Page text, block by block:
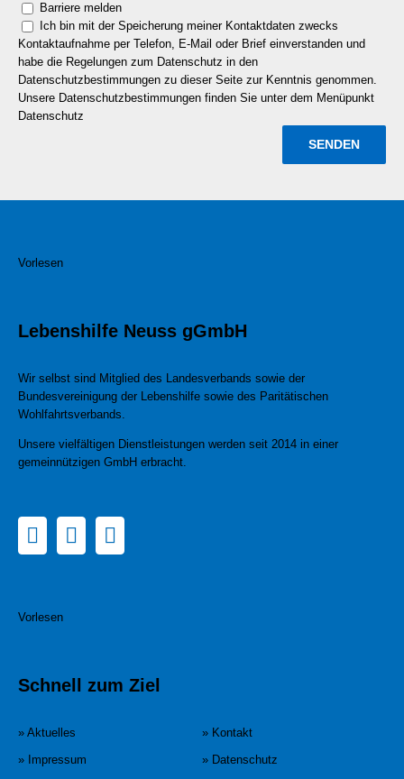
Barriere melden
Ich bin mit der Speicherung meiner Kontaktdaten zwecks
Kontaktaufnahme per Telefon, E-Mail oder Brief einverstanden und
habe die Regelungen zum Datenschutz in den
Datenschutzbestimmungen zu dieser Seite zur Kenntnis genommen.
Unsere Datenschutzbestimmungen finden Sie unter dem Menüpunkt
Datenschutz
Vorlesen
Lebenshilfe Neuss gGmbH
Wir selbst sind Mitglied des Landesverbands sowie der
Bundesvereinigung der Lebenshilfe sowie des Paritätischen
Wohlfahrtsverbands.
Unsere vielfältigen Dienstleistungen werden seit 2014 in einer
gemeinnützigen GmbH erbracht.
Vorlesen
Schnell zum Ziel
» Aktuelles
» Kontakt
» Impressum
» Datenschutz